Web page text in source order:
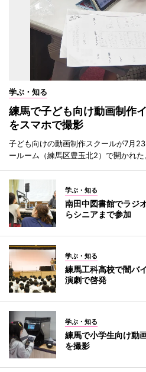
学ぶ・知る
練馬で子ども向け動画制作
をスマホで撮影
子ども向けの動画制作スクールが7月
ールーム（練馬区豊玉北2）で開かれた
学ぶ・知る
南田中図書館でラジ
らシニアまで参加
学ぶ・知る
練馬工科高校で闇バ
演劇で啓発
学ぶ・知る
練馬で小学生向け動
を撮影